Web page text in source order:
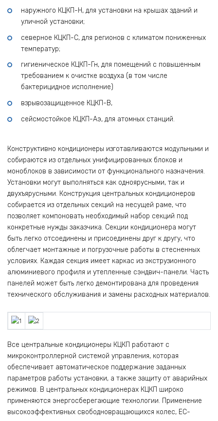
наружного КЦКП-Н, для установки на крышах зданий и
уличной установки;
северное КЦКП-С, для регионов с климатом пониженных
температур;
гигиеническое КЦКП-Гн, для помещений с повышенным
требованием к очистке воздуха (в том числе
бактерицидное исполнение)
взрывозащищенное КЦКП-В,
сейсмостойкое КЦКП-Аэ, для атомных станций.
Конструктивно кондиционеры изготавливаются модульными и
собираются из отдельных унифицированных блоков и
моноблоков в зависимости от функционального назначения.
Установки могут выполняться как одноярусными, так и
двухъярусными. Конструкция центральных кондиционеров
собирается из отдельных секций на несущей раме, что
позволяет компоновать необходимый набор секций под
конкретные нужды заказчика. Секции кондиционера могут
быть легко отсоединены и присоединены друг к другу, что
облегчает монтажные и погрузочные работы в стесненных
условиях. Каждая секция имеет каркас из экструзионного
алюминиевого профиля и утепленные сэндвич-панели. Часть
панелей может быть легко демонтирована для проведения
технического обслуживания и замены расходных материалов.
Все центральные кондиционеры КЦКП работают с
микроконтроллерной системой управления, которая
обеспечивает автоматическое поддержание заданных
параметров работы установки, а также защиту от аварийных
режимов. В центральных кондиционерах КЦКП широко
применяются энергосберегающие технологии. Применение
высокоэффективных свободновращающихся колес, EC-